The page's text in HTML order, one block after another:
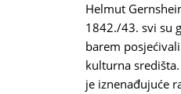
Helmut
1842./43. svi su
barem
kulturna
je iznenađujuće